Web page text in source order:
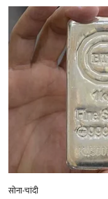
सोना-चांदी